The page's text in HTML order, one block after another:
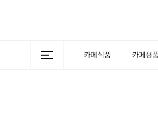
카페식품 카페용